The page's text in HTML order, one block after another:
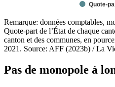
Quote-
Remarque: données comptables,
Quote-part de l’État de chaque
canton et des communes, en
2021. Source: AFF (2023b) / La
Pas de monopole à